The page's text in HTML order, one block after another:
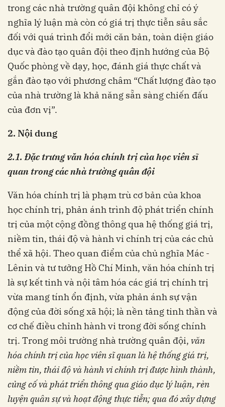
trong các nhà trường quân đội không chỉ có ý
nghĩa lý luận mà còn có giá trị thực tiễn sâu sắc
đối với quá trình đổi mới căn bản, toàn diện giáo
dục và đào tạo quân đội theo định hướng của Bộ
Quốc phòng về dạy, học, đánh giá thực chất và
gắn đào tạo với phương châm “Chất lượng đào tạo
của nhà trường là khả năng sẵn sàng chiến đấu
của đơn vị”.
2. Nội dung
2.1.Đặc trưng văn hóa chính trị của học viên sĩ
quan trong các nhà trường quân đội
Văn hóa chính trị là phạm trù cơ bản của khoa
học chính trị, phản ánh trình độ phát triển chính
trị của một cộng đồng thông qua hệ thống giá trị,
niềm tin, thái độ và hành vi chính trị của các chủ
thể xã hội. Theo quan điểm của chủ nghĩa Mác -
Lênin và tư tưởng Hồ Chí Minh, văn hóa chính trị
là sự kết tinh và nội tâm hóa các giá trị chính trị
vừa mang tính ổn định, vừa phản ánh sự vận
động của đời sống xã hội; là nền tảng tinh thần và
cơ chế điều chỉnh hành vi trong đời sống chính
trị. Trong môi trường nhà trường quân đội, văn
hóa chính trị của học viên sĩ quan là hệ thống giá trị,
niềm tin, thái độ và hành vi chính trị được hình thành,
củng cố và phát triển thông qua giáo dục lý luận, rèn
luyện quân sự và hoạt động thực tiễn; qua đó xây dựng